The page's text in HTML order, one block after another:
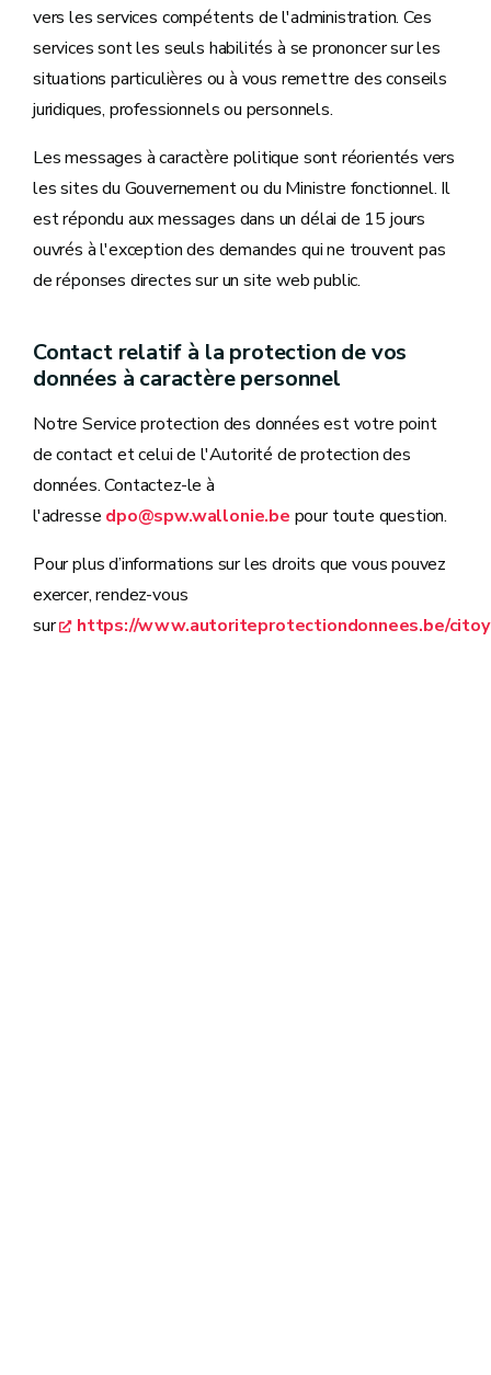
vers les services compétents de l'administration. Ces
services sont les seuls habilités à se prononcer sur les
situations particulières ou à vous remettre des conseils
juridiques, professionnels ou personnels.
Les messages à caractère politique sont réorientés vers
les sites du Gouvernement ou du Ministre fonctionnel. Il
est répondu aux messages dans un délai de 15 jours
ouvrés à l'exception des demandes qui ne trouvent pas
de réponses directes sur un site web public.
Contact relatif à la protection de vos
données à caractère personnel
Notre Service protection des données est votre point
de contact et celui de l'Autorité de protection des
données. Contactez-le à
l'adresse dpo@spw.wallonie.be pour toute question.
Pour plus d’informations sur les droits que vous pouvez
exercer, rendez-vous
sur
https://www.autoriteprotectiondonnees.be/